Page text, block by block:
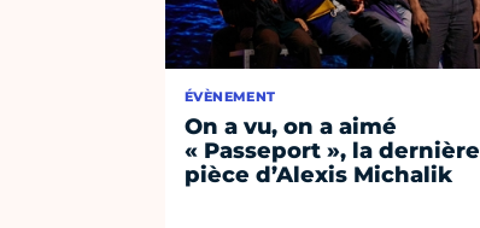
ÉVÈNEMENT
On a vu, on a aimé
« Passeport », la dernière
pièce d’Alexis Michalik